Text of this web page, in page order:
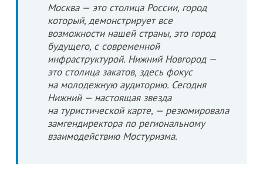
Москва — это столица России, город
который, демонстрирует все
возможности нашей страны, это город
будущего, с современной
инфраструктурой. Нижний Новгород —
это столица закатов, здесь фокус
на молодежную аудиторию. Сегодня
Нижний — настоящая звезда
на туристической карте, — резюмировала
замгендиректора по региональному
взаимодействию Мостуризма.